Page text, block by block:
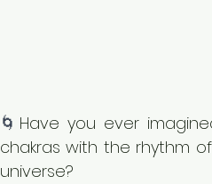
🌀 Have you ever
chakras with the rhythm
universe?